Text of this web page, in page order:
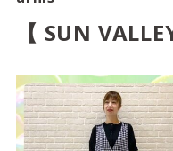
Zooっと割
サイトご利用にあたって
1F Food
営業時間
※一部店舗は営業時間
【 SUN